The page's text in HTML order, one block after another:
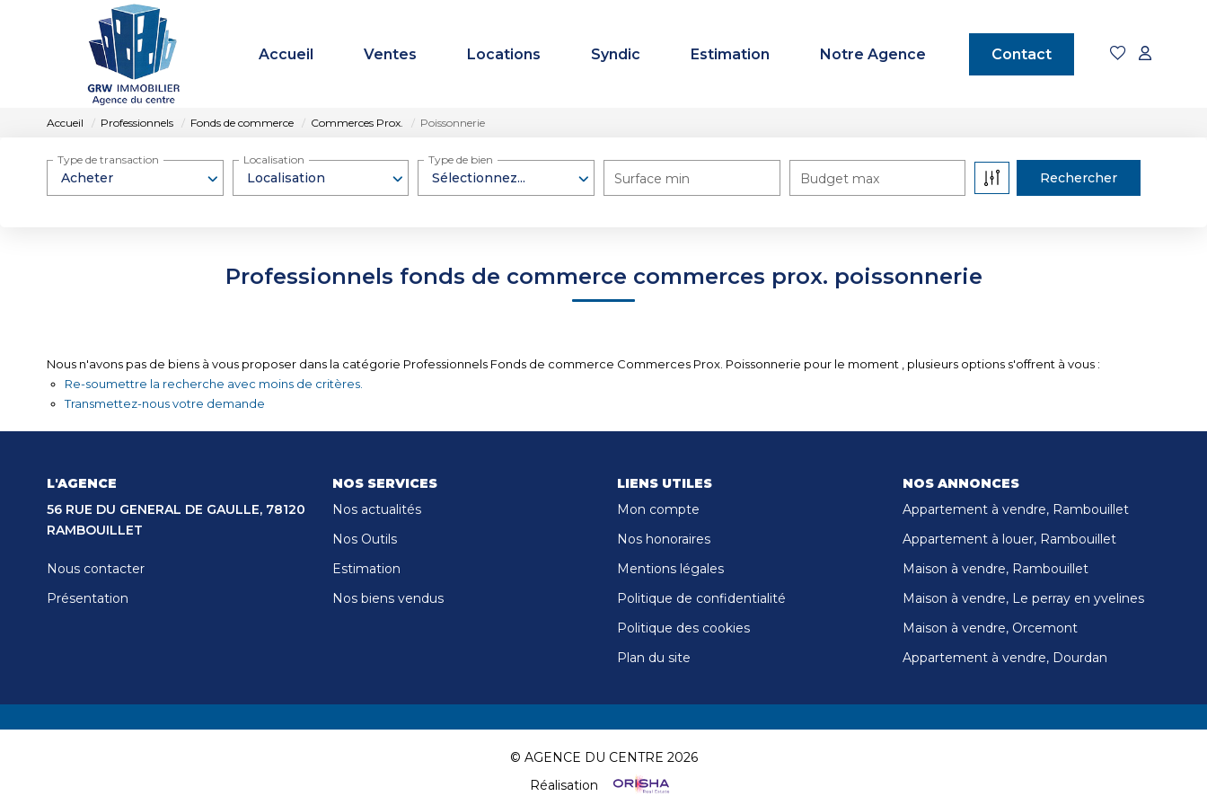
Accueil Ventes Locations Syndic Estimation Notre Agence Contact
Accueil Professionnels Fonds de commerce Commerces Prox. Poissonnerie
Acheter
Type de transaction
Localisation
Localisation
Sélectionnez...
Type de bien
Surface min Budget max
Professionnels fonds de commerce commerces prox. poissonnerie
Nous n'avons pas de biens à vous proposer dans la catégorie Professionnels Fonds de commerce Commerces Prox. Poissonnerie pour le moment , plusieurs options s'offrent à vous :
Re-soumettre la recherche avec moins de critères.
Transmettez-nous votre demande
L'AGENCE
56 RUE DU GENERAL DE GAULLE, 78120
RAMBOUILLET
Nous contacter
Présentation
NOS SERVICES
Nos actualités
Nos Outils
Estimation
Nos biens vendus
LIENS UTILES
Mon compte
Nos honoraires
Mentions légales
Politique de confidentialité
Politique des cookies
Plan du site
NOS ANNONCES
Appartement à vendre, Rambouillet
Appartement à louer, Rambouillet
Maison à vendre, Rambouillet
Maison à vendre, Le perray en yvelines
Maison à vendre, Orcemont
Appartement à vendre, Dourdan
© AGENCE DU CENTRE 2026
Réalisation